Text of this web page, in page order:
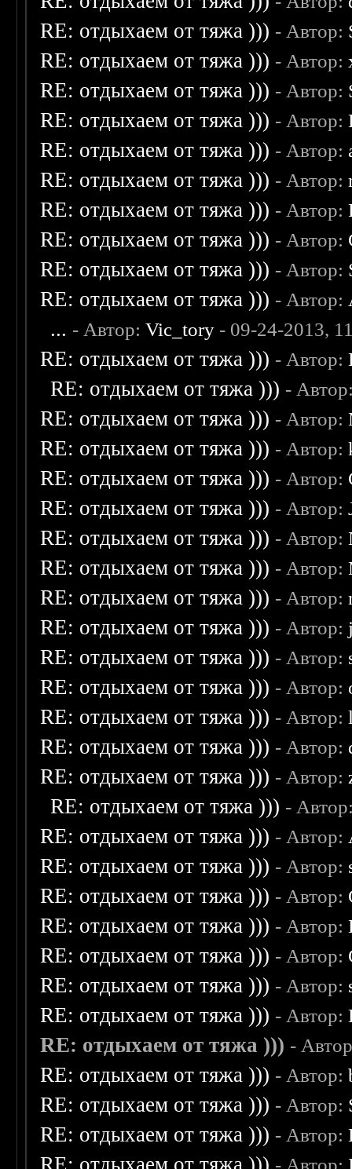
RE: отдыхаем от тяжа ))) - Автор:
RE: отдыхаем от тяжа ))) - Автор:
RE: отдыхаем от тяжа ))) - Автор:
RE: отдыхаем от тяжа ))) - Автор:
RE: отдыхаем от тяжа ))) - Автор:
RE: отдыхаем от тяжа ))) - Автор:
RE: отдыхаем от тяжа ))) - Автор:
RE: отдыхаем от тяжа ))) - Автор:
RE: отдыхаем от тяжа ))) - Автор:
RE: отдыхаем от тяжа ))) - Автор:
... - Автор:Vic_tory - 09-24-2013,
RE: отдыхаем от тяжа ))) - Автор:
RE: отдыхаем от тяжа ))) -
RE: отдыхаем от тяжа ))) - Автор:
RE: отдыхаем от тяжа ))) - Автор:
RE: отдыхаем от тяжа ))) - Автор:
RE: отдыхаем от тяжа ))) - Автор:
RE: отдыхаем от тяжа ))) - Автор:
RE: отдыхаем от тяжа ))) - Автор:
RE: отдыхаем от тяжа ))) - Автор:
RE: отдыхаем от тяжа ))) - Автор:
RE: отдыхаем от тяжа ))) - Автор:
RE: отдыхаем от тяжа ))) - Автор:
RE: отдыхаем от тяжа ))) - Автор:
RE: отдыхаем от тяжа ))) - Автор:
RE: отдыхаем от тяжа ))) - Автор:
RE: отдыхаем от тяжа ))) -
RE: отдыхаем от тяжа ))) - Автор:
RE: отдыхаем от тяжа ))) - Автор:
RE: отдыхаем от тяжа ))) - Автор:
RE: отдыхаем от тяжа ))) - Автор:
RE: отдыхаем от тяжа ))) - Автор:
RE: отдыхаем от тяжа ))) - Автор:
RE: отдыхаем от тяжа ))) - Автор:
RE: отдыхаем от тяжа ))) -
RE: отдыхаем от тяжа ))) - Автор:
RE: отдыхаем от тяжа ))) - Автор:
RE: отдыхаем от тяжа ))) - Автор:
- Автор: